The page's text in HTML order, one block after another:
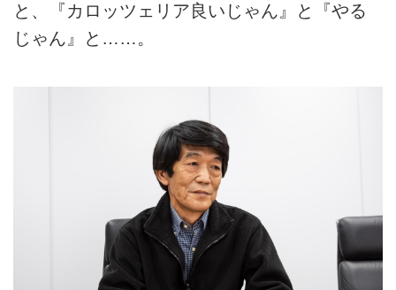
と、『カロッツェリア良いじゃん』と『やる
じゃん』と……。